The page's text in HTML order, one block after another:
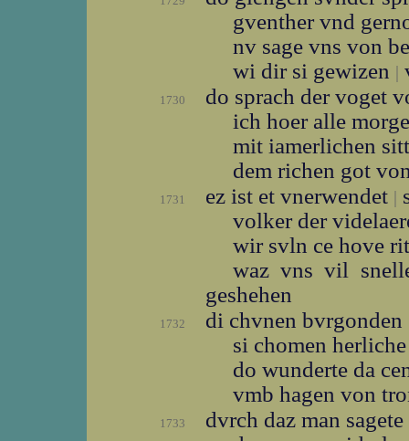
gventher vnd
nv sage vns von
wi dir si gewizen |
1730
do sprach der voget
ich hoer alle
mit iamerlichen
dem richen got
1731 ez ist et vnerwendet |
volker der
wir svln ce hove
waz vns vil
geshehen
1732 di chvnen bvrgonden
si chomen
do wunderte da
vmb hagen von
1733
dvrch daz man